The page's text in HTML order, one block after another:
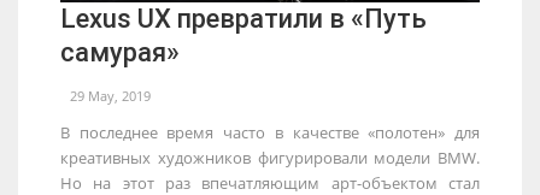
Lexus UX превратили в «Путь
самурая»
29 May, 2019
В последнее время часто в качестве «полотен» для
креативных художников фигурировали модели BMW.
Но на этот раз впечатляющим арт-объектом стал